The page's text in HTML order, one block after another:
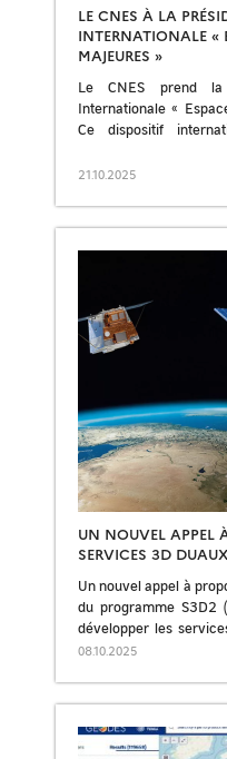
LE CNES À LA
INTERNATIONALE «
MAJEURES »
Le CNES prend
Internationale «
Ce dispositif
21.10.2025
UN NOUVEL APPEL
SERVICES 3D
Un nouvel appel à
du programme S3D2
développer les
produits CO3D au
08.10.2025